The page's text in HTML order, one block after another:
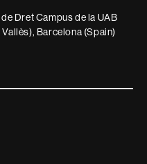
Dret Campus de la UAB
Barcelona (Spain)